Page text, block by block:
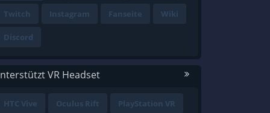
Twitch Instagram Fanseite Wiki
Discord
VR Headset
HTC Vive Oculus Rift PlayStation VR